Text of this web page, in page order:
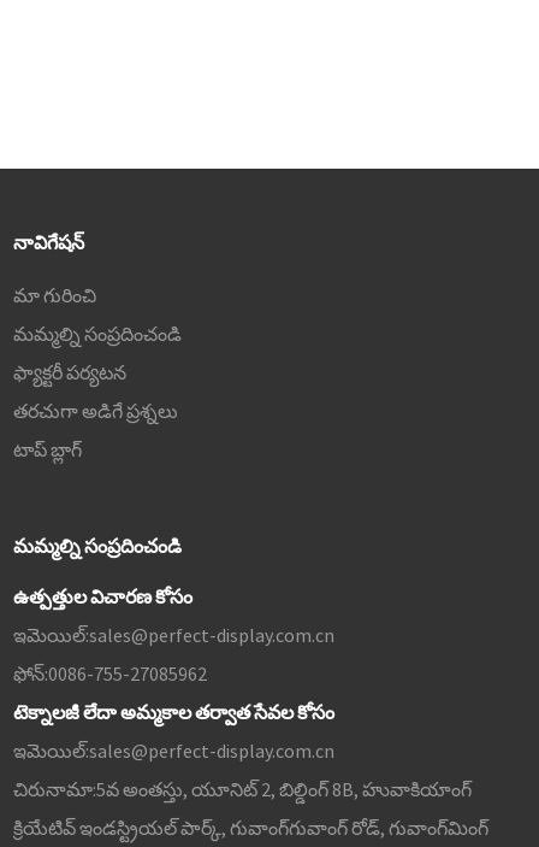
నావిగేషన్
మా గురించి
మమ్మల్ని సంప్రదించండి
ఫ్యాక్టరీ పర్యటన
తరచుగా అడిగే ప్రశ్నలు
టాప్ బ్లాగ్
మమ్మల్ని సంప్రదించండి
ఉత్పత్తుల విచారణ కోసం
ఇమెయిల్:sales@perfect-display.com.cn
ఫోన్:0086-755-27085962
టెక్నాలజీ లేదా అమ్మకాల తర్వాత సేవల కోసం
ఇమెయిల్:sales@perfect-display.com.cn
చిరునామా:5వ అంతస్తు, యూనిట్ 2, బిల్డింగ్ 8B, హువాకియాంగ్
క్రియేటివ్ ఇండస్ట్రియల్ పార్క్, గువాంగ్‌గువాంగ్ రోడ్, గువాంగ్‌మింగ్